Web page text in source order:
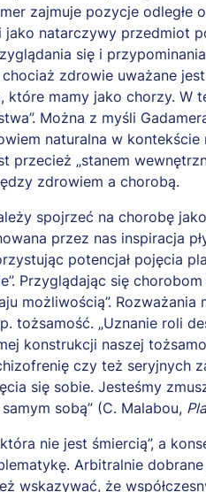
zajmuje pozycje odległe
natarczywy przedmiot
się i
zdrowie uważane
które mamy jako chorzy. W
Można z myśli
naturalna w kontekście
przecież „stanem
zdrowiem a chorobą.
spojrzeć na chorobę
przez nas inspiracja
potencjał pojęcia
Przyglądając się
możliwością”.
tożsamość. „Uznanie roli
konstrukcji naszej
czy też seryjnych
się sobie. Jesteśmy
sobą” (C. Malabou,
nie jest śmiercią”, a
Arbitralnie
wskazywać, że